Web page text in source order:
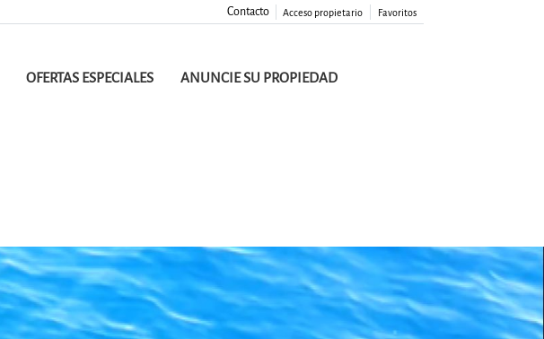
Favoritos
Acceso propietario
Contacto
OFERTAS ESPECIALES ANUNCIE SU PROPIEDAD